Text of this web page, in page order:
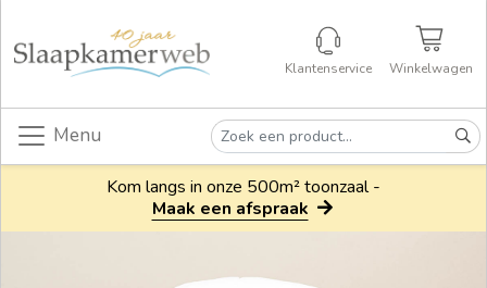
Klantenservice Winkelwagen
Menu
Kom langs in onze 500m² toonzaal -
Maak een afspraak